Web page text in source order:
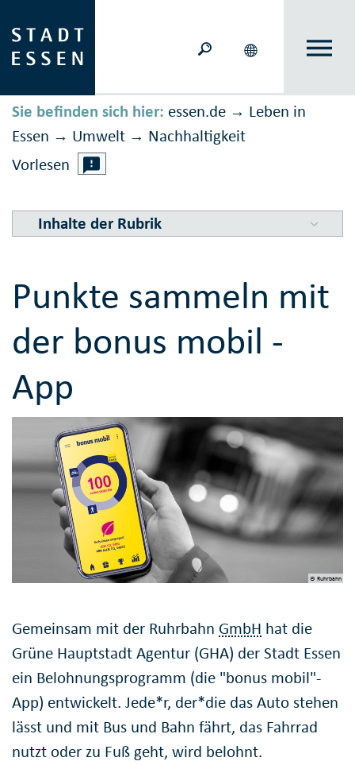
Sie befinden sich hier: essen.de → Leben in
Essen → Umwelt → Nachhaltig­keit
Vorlesen
Inhalte der Rubrik
Punkte sammeln mit
der bonus mobil -
App
© Ruhrbahn
Gemeinsam mit der Ruhrbahn GmbH hat die
Grüne Hauptstadt Agentur (GHA) der Stadt Essen
ein Belohnungsprogramm (die "bonus mobil"-
App) entwickelt. Jede*r, der*die das Auto stehen
lässt und mit Bus und Bahn fährt, das Fahrrad
nutzt oder zu Fuß geht, wird belohnt.